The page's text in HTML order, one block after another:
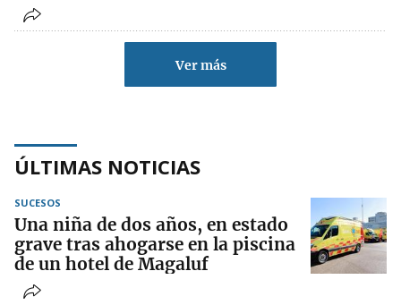
Ver más
ÚLTIMAS NOTICIAS
SUCESOS
Una niña de dos años, en estado
grave tras ahogarse en la piscina
de un hotel de Magaluf